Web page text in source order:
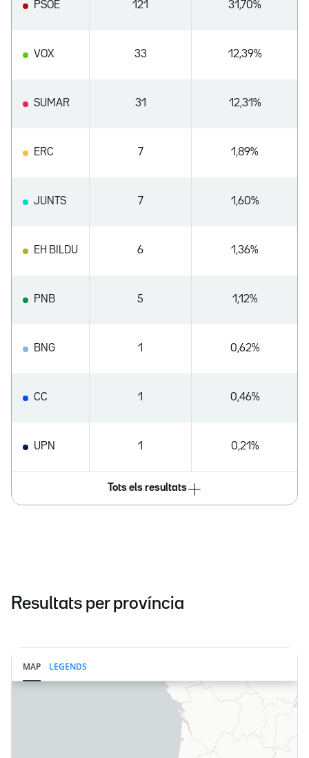
PSOE 121 31,70%
VOX 33 12,39%
SUMAR 31 12,31%
ERC 7 1,89%
JUNTS 7 1,60%
EH BILDU 6 1,36%
PNB 5 1,12%
BNG 1 0,62%
CC 1 0,46%
UPN 1 0,21%
Tots els resultats
Resultats per província